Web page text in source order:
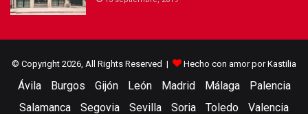
© Copyright 2026, All Rights Reserved | Hecho con amor por Kastilia
Ávila Burgos Gijón León Madrid Málaga
Palencia
Salamanca
Segovia Sevilla Soria Toledo Valencia